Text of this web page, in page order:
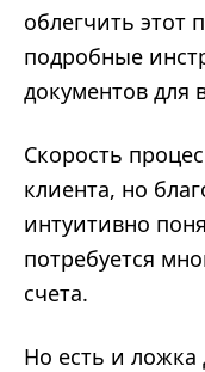
облегчить этот
подробные
документов для
Скорость
клиента, но
интуитивно
потребуется
счета.
Но есть и ложка